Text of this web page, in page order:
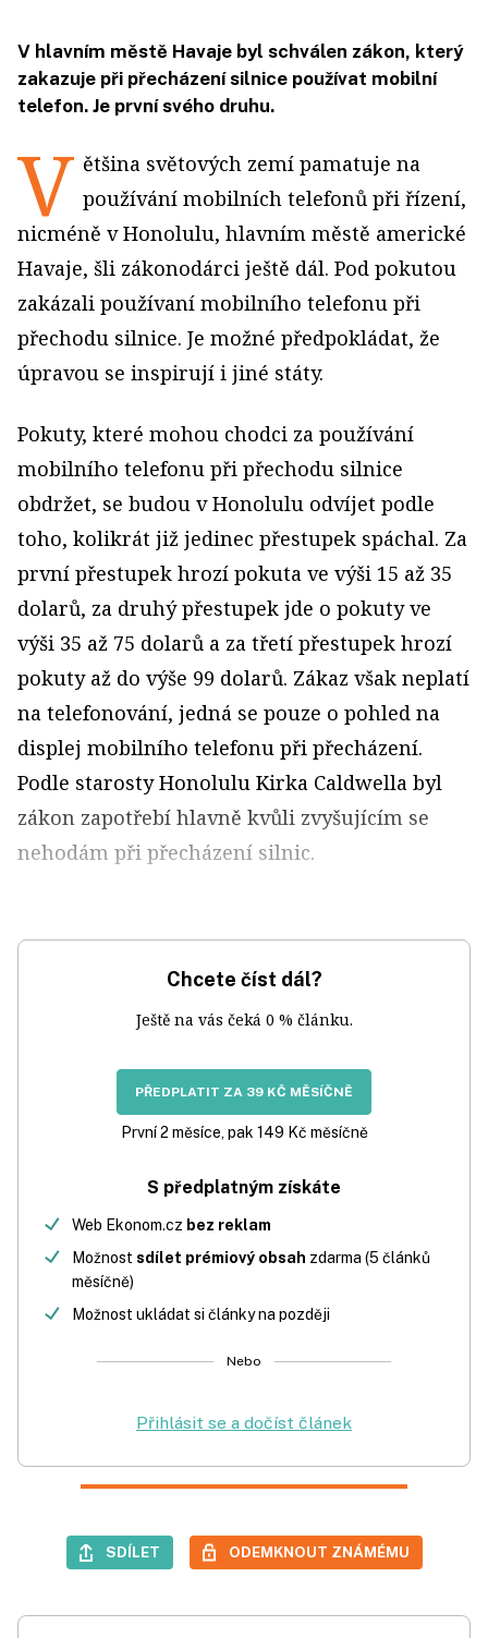
V hlavním městě Havaje byl schválen zákon, který
zakazuje při přecházení silnice používat mobilní
telefon. Je první svého druhu.
V ětšina světových zemí pamatuje na
používání mobilních telefonů při řízení,
nicméně v Honolulu, hlavním městě americké
Havaje, šli zákonodárci ještě dál. Pod pokutou
zakázali používaní mobilního telefonu při
přechodu silnice. Je možné předpokládat, že
úpravou se inspirují i jiné státy.
Pokuty, které mohou chodci za používání
mobilního telefonu při přechodu silnice
obdržet, se budou v Honolulu odvíjet podle
toho, kolikrát již jedinec přestupek spáchal. Za
první přestupek hrozí pokuta ve výši 15 až 35
dolarů, za druhý přestupek jde o pokuty ve
výši 35 až 75 dolarů a za třetí přestupek hrozí
pokuty až do výše 99 dolarů. Zákaz však neplatí
na telefonování, jedná se pouze o pohled na
displej mobilního telefonu při přecházení.
Podle starosty Honolulu Kirka Caldwella byl
zákon zapotřebí hlavně kvůli zvyšujícím se
nehodám při přecházení silnic.
Chcete číst dál?
Ještě na vás čeká 0 % článku.
PŘEDPLATIT ZA 39 KČ MĚSÍČNĚ
První 2 měsíce, pak 149 Kč měsíčně
S předplatným získáte
Web Ekonom.cz bez reklam
Možnost sdílet prémiový obsah zdarma (5 článků
měsíčně)
Možnost ukládat si články na později
Nebo
Přihlásit se a dočíst článek
SDÍLET ODEMKNOUT ZNÁMÉMU